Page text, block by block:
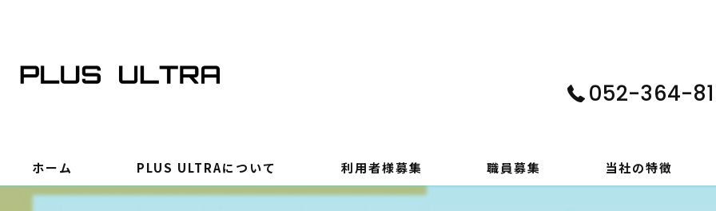
052-364-
ホーム PLUS ULTRAについて 利用者様募集 職員募集 当社の特徴